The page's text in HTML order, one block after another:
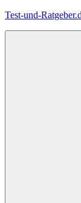
Zum
Test-und-